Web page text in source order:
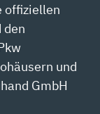
offiziellen
den
und
GmbH